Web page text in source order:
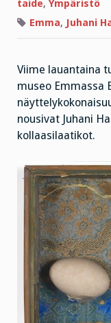
taide, Ympäristö
Emma, Juhani
Viime lauantaina
museo Emmassa
nousivat Juhani
kollaasilaatikot.